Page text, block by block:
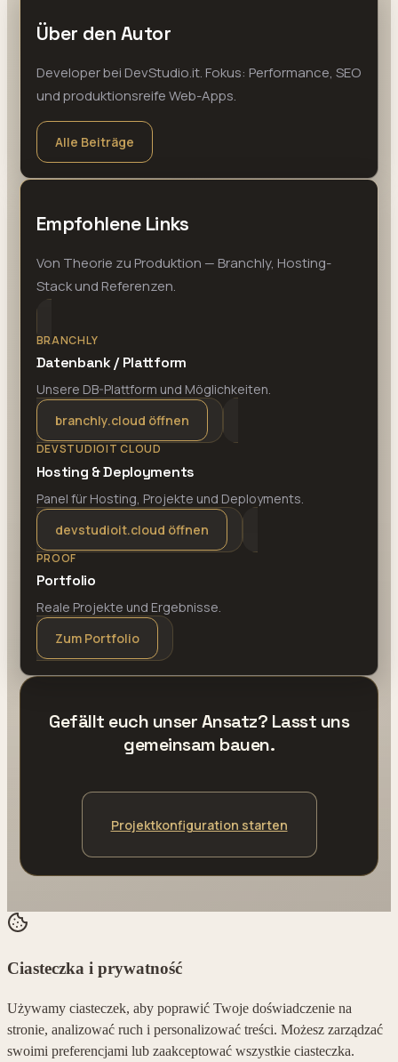
Über den Autor
Developer bei DevStudio.it. Fokus: Performance, SEO
und produktionsreife Web-Apps.
Alle Beiträge
Empfohlene Links
Von Theorie zu Produktion — Branchly, Hosting-
Stack und Referenzen.
BRANCHLY
Datenbank / Plattform
Unsere DB-Plattform und Möglichkeiten.
branchly.cloud öffnen
DEVSTUDIOIT CLOUD
Hosting & Deployments
Panel für Hosting, Projekte und Deployments.
devstudioit.cloud öffnen
PROOF
Portfolio
Reale Projekte und Ergebnisse.
Zum Portfolio
Gefällt euch unser Ansatz? Lasst uns
gemeinsam bauen.
Projektkonfiguration starten
Ciasteczka i prywatność
Używamy ciasteczek, aby poprawić Twoje doświadczenie na
stronie, analizować ruch i personalizować treści. Możesz zarządzać
swoimi preferencjami lub zaakceptować wszystkie ciasteczka.